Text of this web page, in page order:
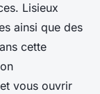
Lisieux
ainsi que des
cette
vous ouvrir